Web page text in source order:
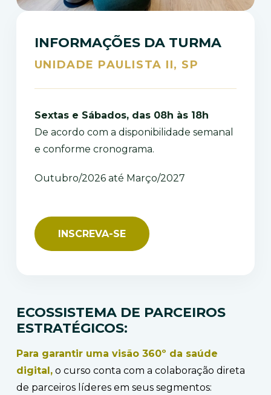
INFORMAÇÕES DA TURMA
UNIDADE PAULISTA II, SP
Sextas e Sábados, das 08h às 18h
De acordo com a disponibilidade semanal
e conforme cronograma.
Outubro/2026 até Março/2027
INSCREVA-SE
ECOSSISTEMA DE PARCEIROS
ESTRATÉGICOS:
Para garantir uma visão 360º da saúde
digital,o curso conta com a colaboração direta
de parceiros líderes em seus segmentos: